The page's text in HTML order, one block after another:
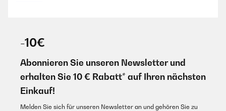
-10€
Abonnieren Sie unseren Newsletter und
erhalten Sie 10 € Rabatt* auf Ihren nächsten
Einkauf!
Melden Sie sich für unseren Newsletter an und gehören Sie zu